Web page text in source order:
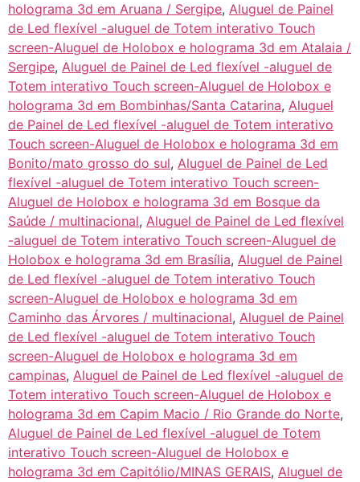
holograma 3d em Aruana / Sergipe, Aluguel de Painel
de Led flexível -aluguel de Totem interativo Touch
screen-Aluguel de Holobox e holograma 3d em Atalaia /
Sergipe, Aluguel de Painel de Led flexível -aluguel de
Totem interativo Touch screen-Aluguel de Holobox e
holograma 3d em Bombinhas/Santa Catarina, Aluguel
de Painel de Led flexível -aluguel de Totem interativo
Touch screen-Aluguel de Holobox e holograma 3d em
Bonito/mato grosso do sul, Aluguel de Painel de Led
flexível -aluguel de Totem interativo Touch screen-
Aluguel de Holobox e holograma 3d em Bosque da
Saúde / multinacional, Aluguel de Painel de Led flexível
-aluguel de Totem interativo Touch screen-Aluguel de
Holobox e holograma 3d em Brasília, Aluguel de Painel
de Led flexível -aluguel de Totem interativo Touch
screen-Aluguel de Holobox e holograma 3d em
Caminho das Árvores / multinacional, Aluguel de Painel
de Led flexível -aluguel de Totem interativo Touch
screen-Aluguel de Holobox e holograma 3d em
campinas, Aluguel de Painel de Led flexível -aluguel de
Totem interativo Touch screen-Aluguel de Holobox e
holograma 3d em Capim Macio / Rio Grande do Norte,
Aluguel de Painel de Led flexível -aluguel de Totem
interativo Touch screen-Aluguel de Holobox e
holograma 3d em Capitólio/MINAS GERAIS, Aluguel de